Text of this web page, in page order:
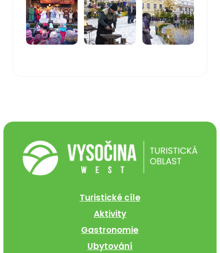
Turistické cíle
Aktivity
Gastronomie
Ubytování